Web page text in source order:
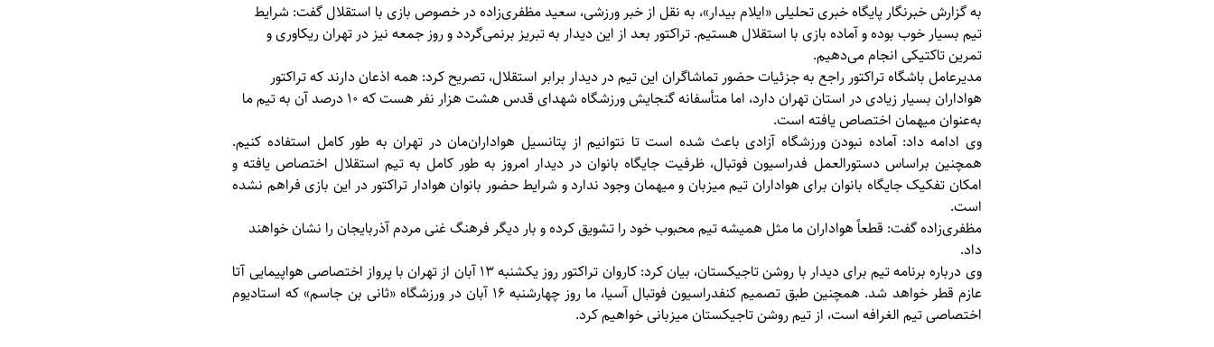
به گزارش خبرنگار پایگاه خبری تحلیلی «ایلام بیدار»، به نقل از خبر ورزشی، سعید مظفری‌زاده در خصوص بازی با استقلال گفت: شرایط
تیم بسیار خوب بوده و آماده بازی با استقلال هستیم. تراکتور بعد از این دیدار به تبریز برنمی‌گردد و روز جمعه نیز در تهران ریکاوری و
تمرین تاکتیکی انجام می‌دهیم.
مدیرعامل باشگاه تراکتور راجع به جزئیات حضور تماشاگران این تیم در دیدار برابر استقلال، تصریح کرد: همه اذعان دارند که تراکتور
هواداران بسیار زیادی در استان تهران دارد، اما متأسفانه گنجایش ورزشگاه شهدای قدس هشت هزار نفر هست که ۱۰ درصد آن به تیم ما
به‌عنوان میهمان اختصاص یافته است.
وی ادامه داد: آماده نبودن ورزشگاه آزادی باعث شده است تا نتوانیم از پتانسیل هواداران‌مان در تهران به طور کامل استفاده کنیم.
همچنین براساس دستورالعمل فدراسیون فوتبال، ظرفیت جایگاه بانوان در دیدار امروز به طور کامل به تیم استقلال اختصاص یافته و
امکان تفکیک جایگاه بانوان برای هواداران تیم میزبان و میهمان وجود ندارد و شرایط حضور بانوان هوادار تراکتور در این بازی فراهم نشده
است.
مظفری‌زاده گفت: قطعاً هواداران ما مثل همیشه تیم محبوب خود را تشویق کرده و بار دیگر فرهنگ غنی مردم آذربایجان را نشان خواهند
داد.
وی درباره برنامه تیم برای دیدار با روشن تاجیکستان، بیان کرد: کاروان تراکتور روز یکشنبه ۱۳ آبان از تهران با پرواز اختصاصی هواپیمایی آتا
عازم قطر خواهد شد. همچنین طبق تصمیم کنفدراسیون فوتبال آسیا، ما روز چهارشنبه ۱۶ آبان در ورزشگاه «ثانی بن جاسم» که استادیوم
اختصاصی تیم الغرافه است، از تیم روشن تاجیکستان میزبانی خواهیم کرد.